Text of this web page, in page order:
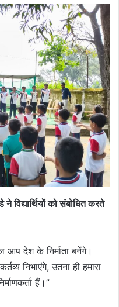
ने विद्यार्थियों को संबोधित करते
देश के निर्माता बनेंगे।
निभाएंगे, उतना ही हमारा
हैं।”